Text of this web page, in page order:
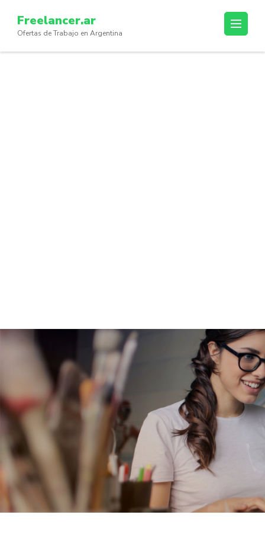
content
(Press
Freelancer.ar
Ofertas de Trabajo en Argentina